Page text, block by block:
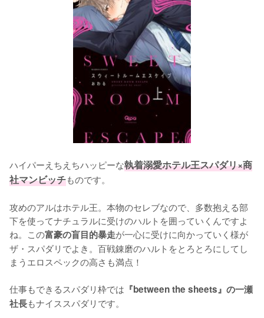
ハイパーえちえちハッピーな執着溺愛ホテル王スパダリ×商
社マンビッチものです。
攻めのアルはホテル王。本物のセレブなので、多数抱える部
下を使ってナチュラルに受けのハルトを囲っていくんですよ
ね。この富豪の盲目的暴走が一心に受けに向かっていく様が
ザ・スパダリでよき。百戦錬磨のハルトをとろとろにしてし
まうエロスペックの高さも満点！
仕事もできるスパダリ枠では 『between the sheets』の一瀬
社長もナイススパダリです。